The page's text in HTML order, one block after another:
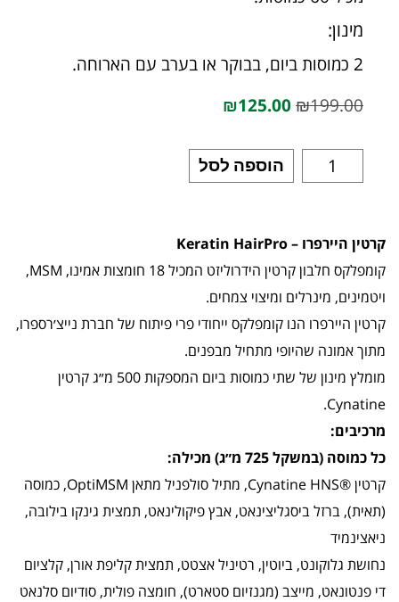
מינון:
2 כמוסות ביום, בבוקר או בערב עם הארוחה.
₪199.00
₪125.00
הוספה לסל
קרטין היירפרו – Keratin HairPro
קומפלקס חלבון קרטין הידרוליזט המכיל 18 חומצות אמינו, MSM,
ויטמינים, מינרלים ומיצוי צמחים.
קרטין היירפרו הנו קומפלקס ייחודי פרי פיתוח של חברת נייצ׳רספרו,
מתוך אמונה שהיופי מתחיל מבפנים.
מומלץ מינון של שתי כמוסות ביום המספקות 500 מ״ג קרטין
Cynatine.
מרכיבים:
כל כמוסה (במשקל 725 מ״ג) מכילה:
קרטין ®Cynatine HNS, מתיל סולפניל מתאן OptiMSM, כמוסה
(תאית), ברזל ביסגליצינאט, אבץ פיקולינאט, תמצית גינקו בילובה,
ניאצינמיד
נחושת גלוקונט, ביוטין, רטיניל אצטט, תמצית קליפת אורן, קלציום
די פנטונאט, מייצב (מגנזיום סטארט), חומצה פולית, סודיום סלנאט